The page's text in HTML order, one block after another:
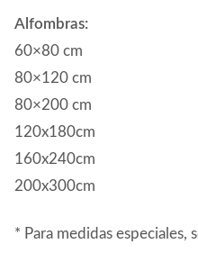
Alfombras:
60×80 cm
80×120 cm
80×200 cm
120x180cm
160x240cm
200x300cm
* Para medidas especiales,